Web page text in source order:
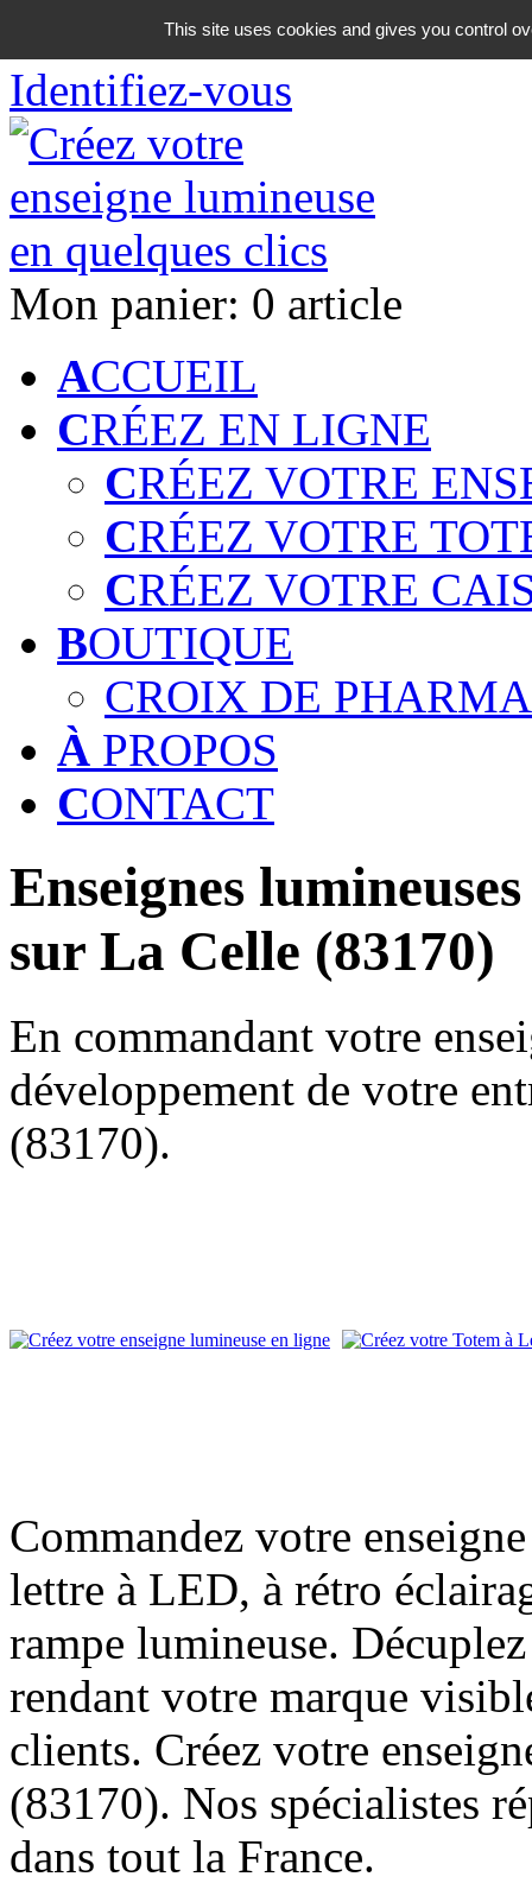
06 18 42 08 59
Identifiez-vous
Mon panier: 0 article
ACCUEIL
CRÉEZ EN LIGNE
CRÉEZ VOTRE
CRÉEZ VOTRE
CRÉEZ VOTRE
BOUTIQUE
CROIX DE
À PROPOS
CONTACT
Enseignes
sur La Celle (83170)
En commandant votre
développement de votre
(83170).
Commandez votre
lettre à LED, à rétro
rampe lumineuse.
rendant votre marque
clients. Créez votre
(83170). Nos spécialistes
dans tout la France.
This site uses cookies and gives you control